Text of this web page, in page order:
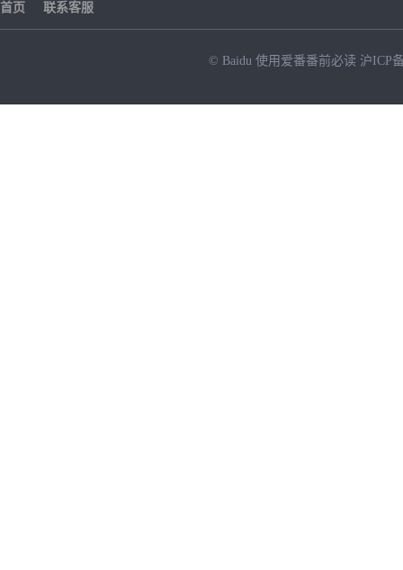
首页 联系客服
© Baidu 使用爱番番前必读 沪ICP